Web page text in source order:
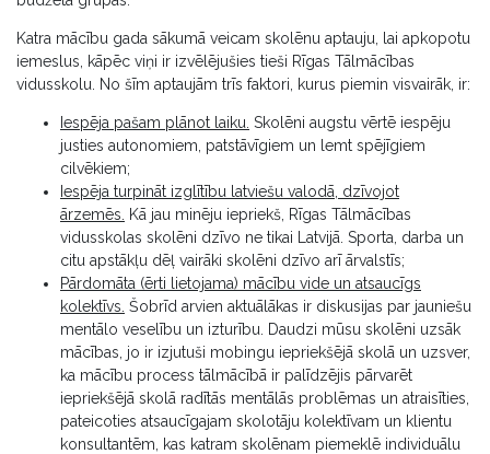
Katra mācību gada sākumā veicam skolēnu aptauju, lai apkopotu
iemeslus, kāpēc viņi ir izvēlējušies tieši Rīgas Tālmācības
vidusskolu. No šīm aptaujām trīs faktori, kurus piemin visvairāk, ir:
Iespēja pašam plānot laiku. Skolēni augstu vērtē iespēju
justies autonomiem, patstāvīgiem un lemt spējīgiem
cilvēkiem;
Iespēja turpināt izglītību latviešu valodā, dzīvojot
ārzemēs.
Kā jau minēju iepriekš, Rīgas Tālmācības
vidusskolas skolēni dzīvo ne tikai Latvijā. Sporta, darba un
citu apstākļu dēļ vairāki skolēni dzīvo arī ārvalstīs;
Pārdomāta (ērti lietojama) mācību vide un atsaucīgs
kolektīvs. Šobrīd arvien aktuālākas ir diskusijas par jauniešu
mentālo veselību un izturību. Daudzi mūsu skolēni uzsāk
mācības, jo ir izjutuši mobingu iepriekšējā skolā un uzsver,
ka mācību process tālmācībā ir palīdzējis pārvarēt
iepriekšējā skolā radītās mentālās problēmas un atraisīties,
pateicoties atsaucīgajam skolotāju kolektīvam un klientu
konsultantēm, kas katram skolēnam piemeklē individuālu